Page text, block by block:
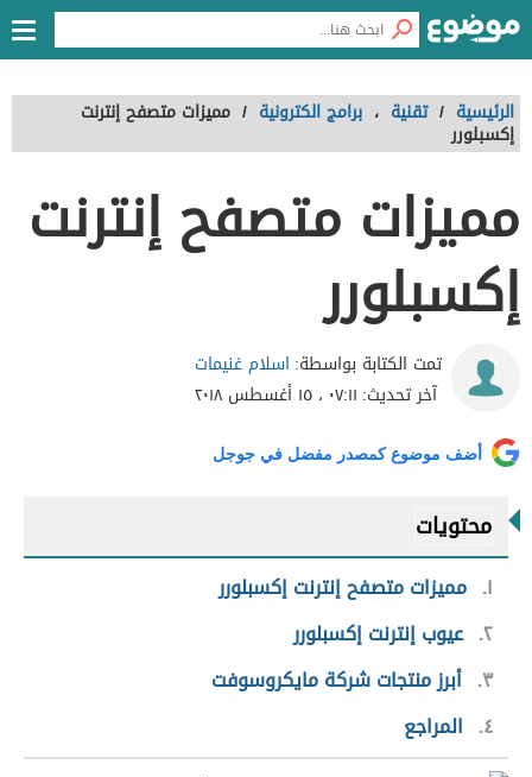
الرئيسية / تقنية ، برامج الكترونية / مميزات متصفح إنترنت
إكسبلورر
مميزات متصفح إنترنت
إكسبلورر
تمت الكتابة بواسطة: اسلام غنيمات
آخر تحديث: ٠٧:١١ ، ١٥ أغسطس ٢٠١٨
أضف موضوع كمصدر مفضل في جوجل
محتويات
١ مميزات متصفح إنترنت إكسبلورر
٢ عيوب إنترنت إكسبلورر
٣ أبرز منتجات شركة مايكروسوفت
٤
المراجع